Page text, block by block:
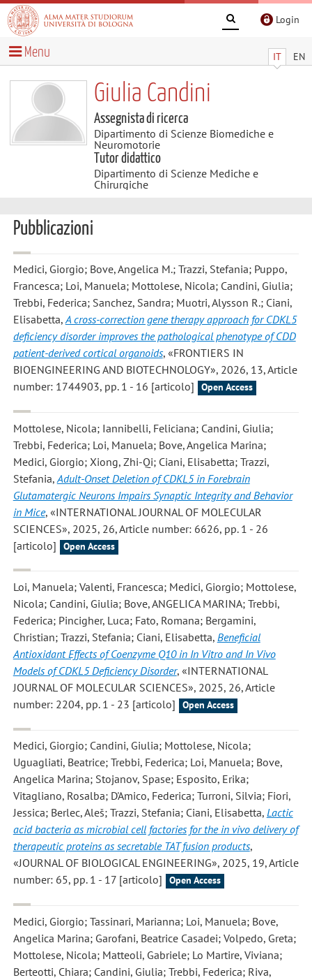
Login
IT EN
Menu
Giulia Candini
Assegnista di ricerca
Dipartimento di Scienze Biomediche e
Neuromotorie
Tutor didattico
Dipartimento di Scienze Mediche e
Chirurgiche
Pubblicazioni
Medici, Giorgio; Bove, Angelica M.; Trazzi, Stefania; Puppo,
Francesca; Loi, Manuela; Mottolese, Nicola; Candini, Giulia;
Trebbi, Federica; Sanchez, Sandra; Muotri, Alysson R.; Ciani,
Elisabetta,A cross-correction gene therapy approach for CDKL5
deficiency disorder improves the pathological phenotype of CDD
patient-derived cortical organoids, «FRONTIERS IN
BIOENGINEERING AND BIOTECHNOLOGY», 2026, 13, Article
number: 1744903, pp. 1 - 16 [articolo]
Open Access
Mottolese, Nicola; Iannibelli, Feliciana; Candini, Giulia;
Trebbi, Federica; Loi, Manuela; Bove, Angelica Marina;
Medici, Giorgio; Xiong, Zhi-Qi; Ciani, Elisabetta; Trazzi,
Stefania, Adult-Onset Deletion of CDKL5 in Forebrain
Glutamatergic Neurons Impairs Synaptic Integrity and Behavior
in Mice, «INTERNATIONAL JOURNAL OF MOLECULAR
SCIENCES», 2025, 26, Article number: 6626, pp. 1 - 26
[articolo]
Open Access
Loi, Manuela; Valenti, Francesca; Medici, Giorgio; Mottolese,
Nicola; Candini, Giulia; Bove, ANGELICA MARINA; Trebbi,
Federica; Pincigher, Luca; Fato, Romana; Bergamini,
Christian; Trazzi, Stefania; Ciani, Elisabetta, Beneficial
Antioxidant Effects of Coenzyme Q10 in In Vitro and In Vivo
Models of CDKL5 Deficiency Disorder, «INTERNATIONAL
JOURNAL OF MOLECULAR SCIENCES», 2025, 26, Article
number: 2204, pp. 1 - 23 [articolo]
Open Access
Medici, Giorgio; Candini, Giulia; Mottolese, Nicola;
Uguagliati, Beatrice; Trebbi, Federica; Loi, Manuela; Bove,
Angelica Marina; Stojanov, Spase; Esposito, Erika;
Vitagliano, Rosalba; D'Amico, Federica; Turroni, Silvia; Fiori,
Jessica; Berlec, Aleš; Trazzi, Stefania; Ciani, Elisabetta, Lactic
acid bacteria as microbial cell factories for the in vivo delivery of
therapeutic proteins as secretable TAT fusion products,
«JOURNAL OF BIOLOGICAL ENGINEERING», 2025, 19, Article
number: 65, pp. 1 - 17 [articolo]
Open Access
Medici, Giorgio; Tassinari, Marianna; Loi, Manuela; Bove,
Angelica Marina; Garofani, Beatrice Casadei; Volpedo, Greta;
Mottolese, Nicola; Matteoli, Gabriele; Lo Martire, Viviana;
Berteotti, Chiara; Candini, Giulia; Trebbi, Federica; Riva,